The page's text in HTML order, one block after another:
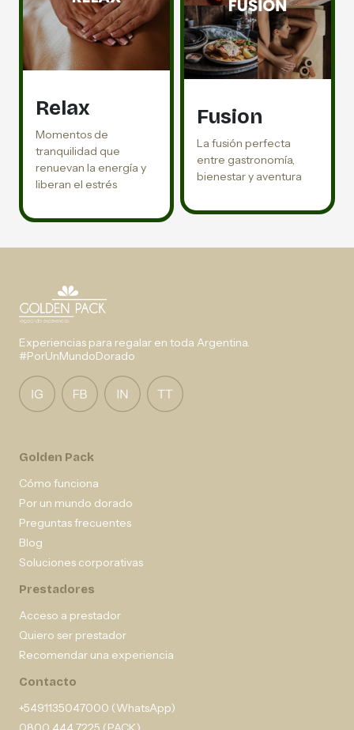
Relax
Momentos de
tranquilidad que
renuevan la energía y
liberan el estrés
Fusion
La fusión perfecta
entre gastronomía,
bienestar y aventura
Experiencias para regalar en toda Argentina.
#PorUnMundoDorado
Golden Pack
Cómo funciona
Por un mundo dorado
Preguntas frecuentes
Blog
Soluciones corporativas
Prestadores
Acceso a prestador
Quiero ser prestador
Recomendar una experiencia
Contacto
+5491135047000 (WhatsApp)